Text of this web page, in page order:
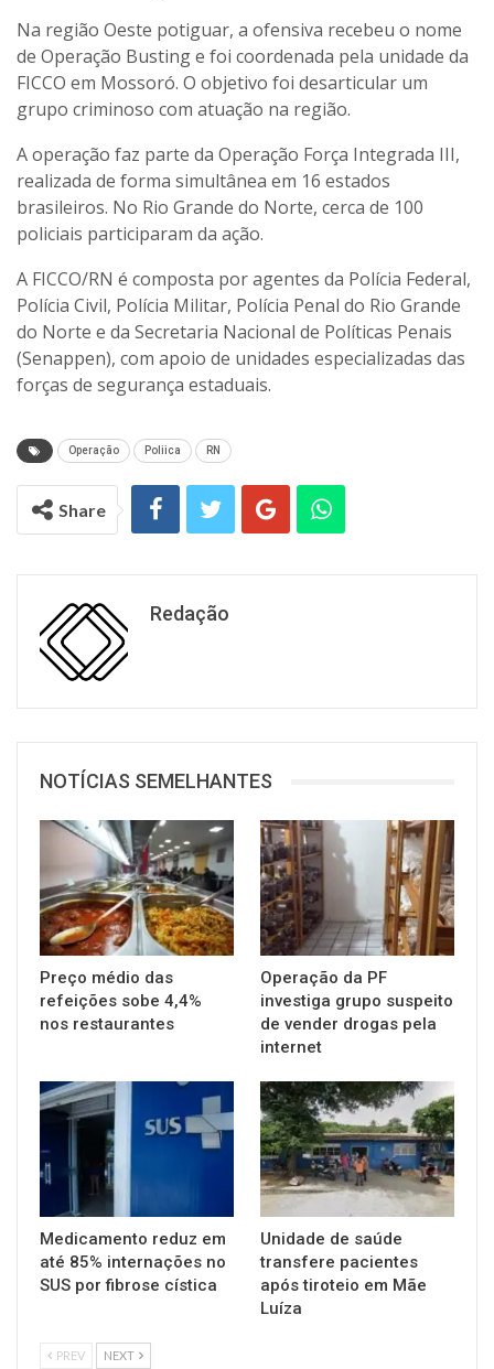
Na região Oeste potiguar, a ofensiva recebeu o nome
de Operação Busting e foi coordenada pela unidade da
FICCO em Mossoró. O objetivo foi desarticular um
grupo criminoso com atuação na região.
A operação faz parte da Operação Força Integrada III,
realizada de forma simultânea em 16 estados
brasileiros. No Rio Grande do Norte, cerca de 100
policiais participaram da ação.
A FICCO/RN é composta por agentes da Polícia Federal,
Polícia Civil, Polícia Militar, Polícia Penal do Rio Grande
do Norte e da Secretaria Nacional de Políticas Penais
(Senappen), com apoio de unidades especializadas das
forças de segurança estaduais.
Operação Poliica RN
Share
Redação
NOTÍCIAS SEMELHANTES
Preço médio das
refeições sobe 4,4%
nos restaurantes
Operação da PF
investiga grupo suspeito
de vender drogas pela
internet
Medicamento reduz em
até 85% internações no
SUS por fibrose cística
Unidade de saúde
transfere pacientes
após tiroteio em Mãe
Luíza
PREV NEXT